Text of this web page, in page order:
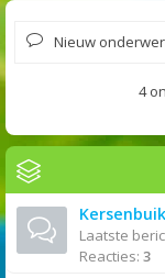
Nieuw
4
Kersenbuik
Laatste
Reacties: 3